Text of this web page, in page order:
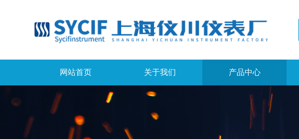
网站首页 关于我们 产品中心